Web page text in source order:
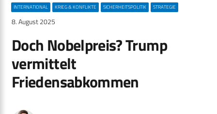
INTERNATIONAL KRIEG & KONFLIKTE SICHERHEITSPOLITIK STRATEGIE
8. August 2025
Doch Nobelpreis? Trump
vermittelt
Friedensabkommen